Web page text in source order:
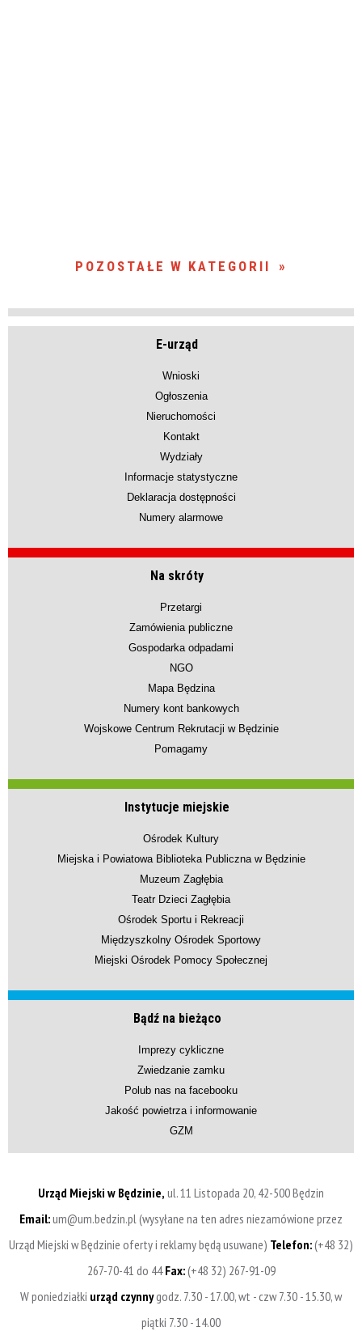
POZOSTAŁE W KATEGORII
E-urząd
Wnioski
Ogłoszenia
Nieruchomości
Kontakt
Wydziały
Informacje statystyczne
Deklaracja dostępności
Numery alarmowe
Na skróty
Przetargi
Zamówienia publiczne
Gospodarka odpadami
NGO
Mapa Będzina
Numery kont bankowych
Wojskowe Centrum Rekrutacji w Będzinie
Pomagamy
Instytucje miejskie
Ośrodek Kultury
Miejska i Powiatowa Biblioteka Publiczna w Będzinie
Muzeum Zagłębia
Teatr Dzieci Zagłębia
Ośrodek Sportu i Rekreacji
Międzyszkolny Ośrodek Sportowy
Miejski Ośrodek Pomocy Społecznej
Bądź na bieżąco
Imprezy cykliczne
Zwiedzanie zamku
Polub nas na facebooku
Jakość powietrza i informowanie
GZM
Urząd Miejski w Będzinie, ul. 11 Listopada 20, 42-500 Będzin
Email:um@um.bedzin.pl (wysyłane na ten adres niezamówione przez
Urząd Miejski w Będzinie oferty i reklamy będą usuwane) Telefon:(+48 32)
267-70-41 do 44Fax:(+48 32) 267-91-09
W poniedziałki urząd czynnygodz. 7.30 - 17.00, wt - czw 7.30 - 15.30, w
piątki 7.30 - 14.00